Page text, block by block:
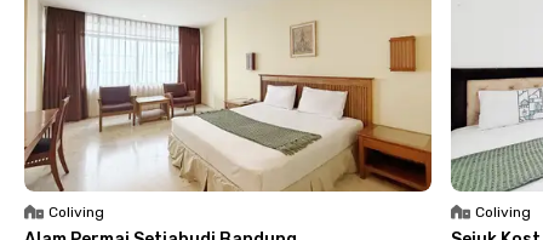
Selain itu, fasilitas gedung juga dirancang untuk mendukung
gaya hidup praktis. Tersedia area parkir yang memadai, kolam
renang, serta sistem keamanan 24 jam dengan dukungan
CCTV untuk memastikan kenyamanan dan keamanan
penghuni.
Dengan lokasi strategis, akses mudah ke kampus, stasiun, dan
jalan tol, serta fasilitas lengkap, Apartemen Gateway Pasteur
Bandung - Studio Pool View #1 menawarkan hunian modern
Coliving Coliving